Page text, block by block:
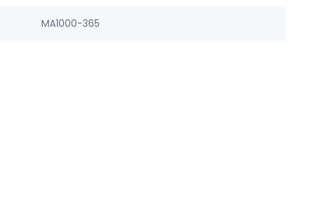
MA1000-365